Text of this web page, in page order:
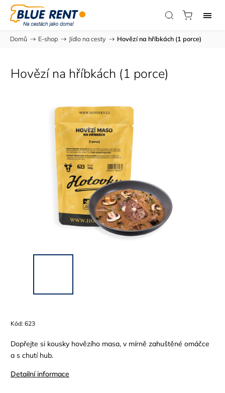
Domů / E-shop / Jídlo na cesty / Hovězí na hříbkách (1 porce)
Hovězí na hříbkách (1 porce)
Kód: 623
Dopřejte si kousky hovězího masa, v mírně zahuštěné omáčce
a s chutí hub.
Detailní informace